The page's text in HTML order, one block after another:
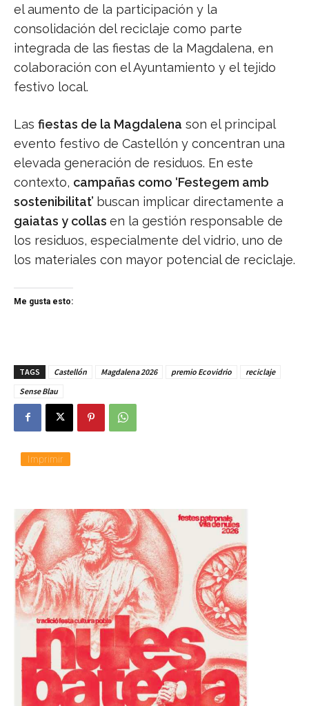
el aumento de la participación y la
consolidación del reciclaje como parte
integrada de las fiestas de la Magdalena, en
colaboración con el Ayuntamiento y el tejido
festivo local.
Las fiestas de la Magdalena son el principal
evento festivo de Castellón y concentran una
elevada generación de residuos. En este
contexto, campañas como ‘Festegem amb
sostenibilitat’ buscan implicar directamente a
gaiatas y collas en la gestión responsable de
los residuos, especialmente del vidrio, uno de
los materiales con mayor potencial de reciclaje.
Me gusta esto:
TAGS Castellón Magdalena 2026 premio Ecovidrio
reciclaje
Sense Blau
Imprimir